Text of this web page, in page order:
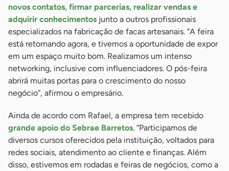
novos contatos, firmar parcerias, realizar vendas e
adquirir conhecimentos junto a outros profissionais
especializados na fabricação de facas artesanais. “A feira
está retornando agora, e tivemos a oportunidade de expor
em um espaço muito bom. Realizamos um intenso
networking, inclusive com influenciadores. O pós-feira
abrirá muitas portas para o crescimento do nosso
negócio”, afirmou o empresário.
Ainda de acordo com Rafael, a empresa tem recebido
grande apoio do Sebrae Barretos. “Participamos de
diversos cursos oferecidos pela instituição, voltados para
redes sociais, atendimento ao cliente e finanças. Além
disso, estivemos em rodadas e feiras de negócios, como a